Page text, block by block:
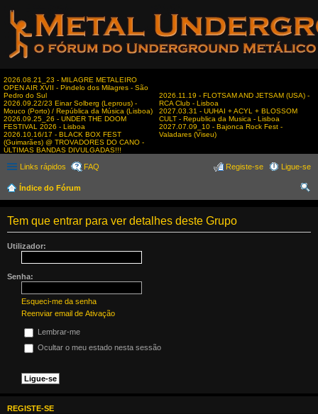
2026.08.21_23 - MILAGRE METALEIRO
OPEN AIR XVII - Pindelo dos Milagres - São
Pedro do Sul
2026.09.22/23 Einar Solberg (Leprous) -
Mouco (Porto) / República da Música (Lisboa)
2026.09.25_26 - UNDER THE DOOM
FESTIVAL 2026 - Lisboa
2026.10.16/17 - BLACK BOX FEST
(Guimarães) @ TROVADORES DO CANO -
ÚLTIMAS BANDAS DIVULGADAS!!!
2026.11.19 - FLOTSAM AND JETSAM (USA) -
RCA Club - Lisboa
2027.03.31 - UUHAI + ACYL + BLOSSOM
CULT - Republica da Musica - Lisboa
2027.07.09_10 - Bajonca Rock Fest -
Valadares (Viseu)
Links rápidos FAQ Ligue-se
Registe-se
Índice do Fórum
Tem que entrar para ver detalhes deste Grupo
Utilizador:
Senha:
Esqueci-me da senha
Reenviar email de Ativação
Lembrar-me
Ocultar o meu estado nesta sessão
REGISTE-SE